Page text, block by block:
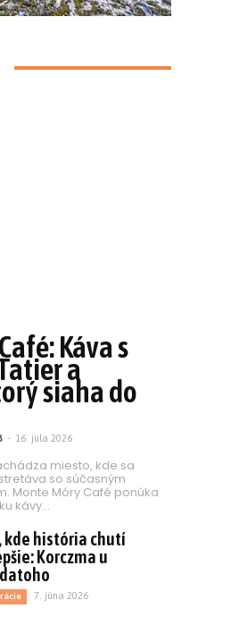
Káva s
a
siaha do
- 16. júla 2026
miesto, kde sa
so súčasným
Monte Móry Café ponúka
kávy...
kde história chutí
Korczma u
7. júna 2026